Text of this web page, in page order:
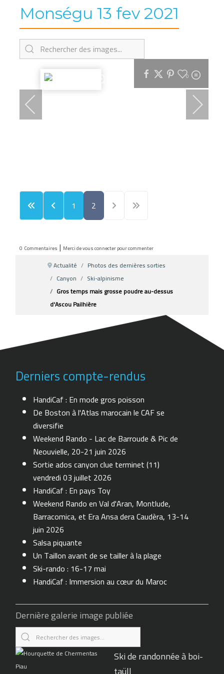
Monségu 13 fev 2021
0
1 2
0 Commentaires | Merci de vous connecter pour commenter
Actualité
Photos des dernières sorties
Canyon
Ski-alpinisme
Gros temps mais grosse poudre au-dessus
d'Ascou Pailhière
Derniers compte-rendus
HandiCaf : En mode gros poisson
De Boston à l'Atlas marocain le CAF se
diversifie
Weekend Rando - Lac de Barroude & Pic de
Neouvielle, 20-21 juin 2026
Sortie ados canyon clue terminet (11)
vendredi 03 juillet 2026
HandiCaf : En pays Toy
Weekend Rando en Val d'Aran, Montlude,
Barracomica, et Era Ansa dera Caudèra, 13-14
juin 2026
Salsa piquante
Un Taillon avant de se tailler à la plage
Ski-rando : 16-17 mai
HandiCaf : Immersion au cœur du Maroc
Dernière galerie image publiée
Ski de randonnée à boi-